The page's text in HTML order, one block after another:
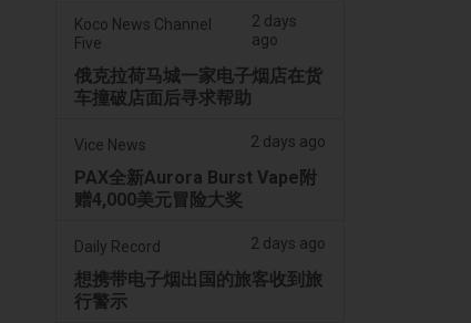
Koco News Channel
Five
2 days
ago
俄克拉荷马城一家电子烟店在货
车撞破店面后寻求帮助
Vice News 2 days ago
PAX全新Aurora Burst Vape附
赠4,000美元冒险大奖
Daily Record 2 days ago
想携带电子烟出国的旅客收到旅
行警示